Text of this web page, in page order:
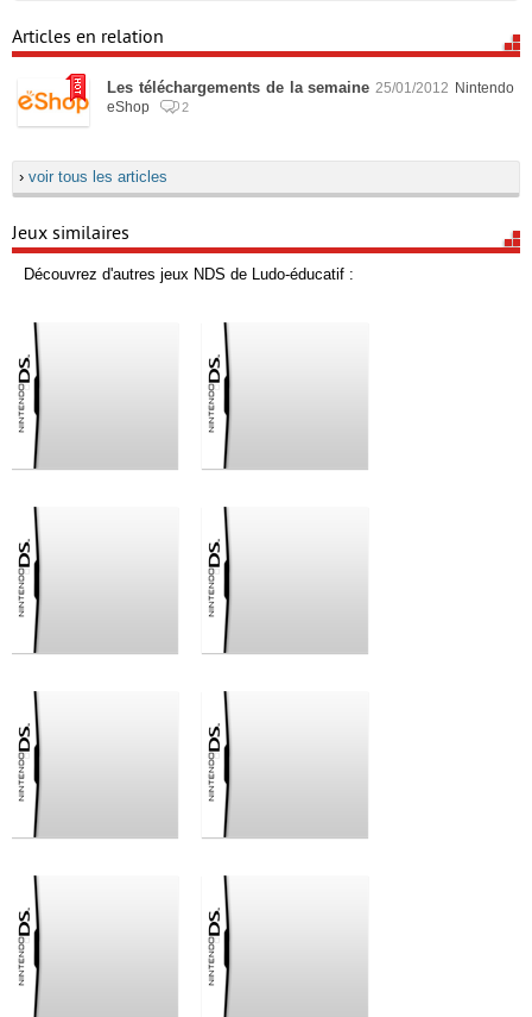
Articles en relation
Les téléchargements de la semaine 25/01/2012 Nintendo
eShop
2
› voir tous les articles
Jeux similaires
Découvrez d'autres jeux NDS de Ludo-éducatif :